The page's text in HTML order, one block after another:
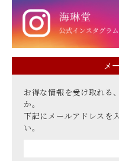
メ
お得な情報を受け取れる
か。
下記にメールアドレスを
い。